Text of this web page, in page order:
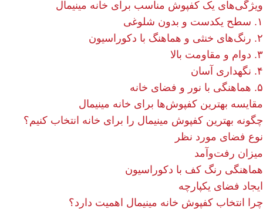
ویژگی‌های یک کفپوش مناسب برای خانه مینیمال
۱. سطح یکدست و بدون شلوغی
۲. رنگ‌های خنثی و هماهنگ با دکوراسیون
۳. دوام و مقاومت بالا
۴. نگهداری آسان
۵. هماهنگی با نور و فضای خانه
مقایسه بهترین کفپوش‌ها برای خانه مینیمال
چگونه بهترین کفپوش مینیمال را برای خانه انتخاب کنیم؟
نوع فضای مورد نظر
میزان رفت‌وآمد
هماهنگی رنگ کف با دکوراسیون
ایجاد فضای یکپارچه
چرا انتخاب کفپوش خانه مینیمال اهمیت دارد؟